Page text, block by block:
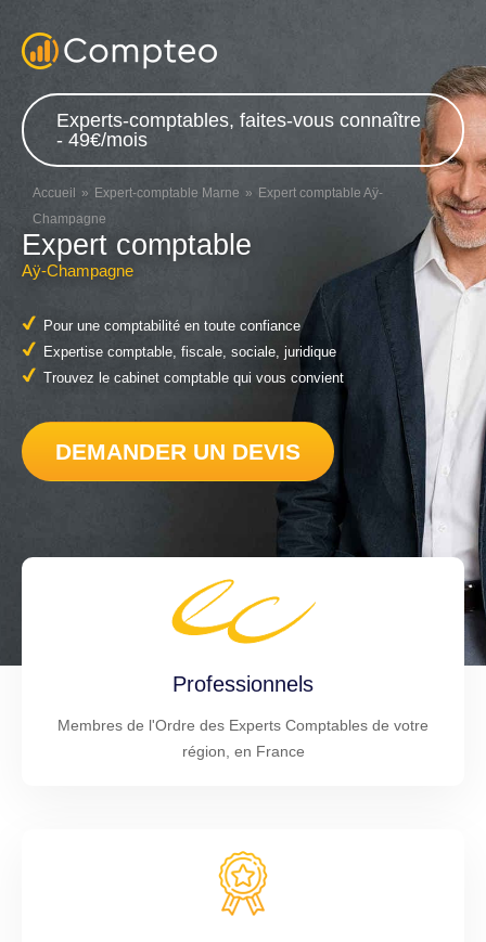
Experts-comptables, faites-vous connaître
- 49€/mois
Accueil Expert-comptable Marne
Expert comptable Aÿ-
Champagne
Expert comptable
Aÿ-Champagne
Pour une comptabilité en toute confiance
Expertise comptable, fiscale, sociale, juridique
Trouvez le cabinet comptable qui vous convient
DEMANDER UN DEVIS
Professionnels
Membres de l'Ordre des Experts Comptables de votre
région, en France